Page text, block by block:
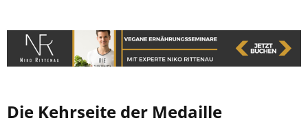
Die Kehrseite der Medaille